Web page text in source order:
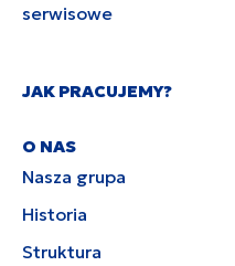
serwisowe
JAK PRACUJEMY?
O NAS
Nasza grupa
Historia
Struktura